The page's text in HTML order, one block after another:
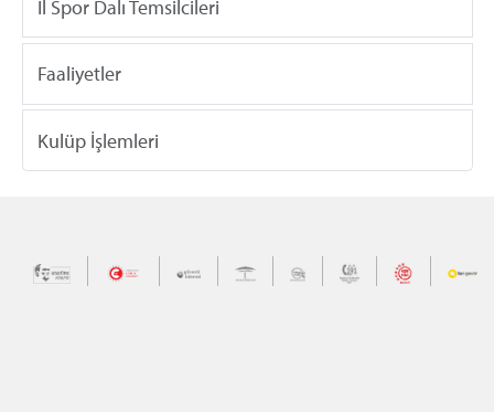
İl Spor Dalı Temsilcileri
Faaliyetler
Kulüp İşlemleri